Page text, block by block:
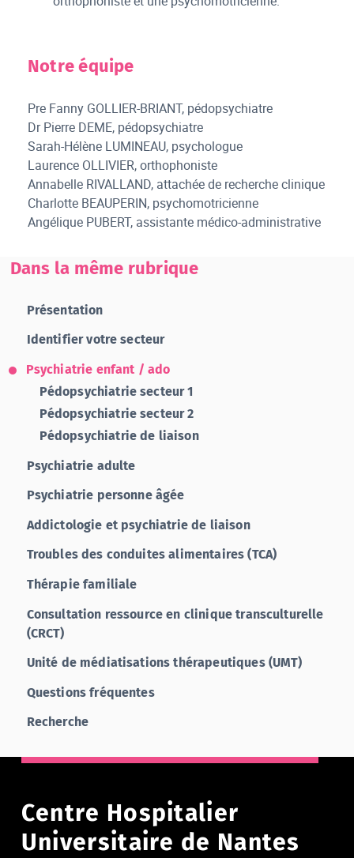
Notre équipe
Pre Fanny GOLLIER-BRIANT, pédopsychiatre
Dr Pierre DEME, pédopsychiatre
Sarah-Hélène LUMINEAU, psychologue
Laurence OLLIVIER, orthophoniste
Annabelle RIVALLAND, attachée de recherche clinique
Charlotte BEAUPERIN, psychomotricienne
Angélique PUBERT, assistante médico-administrative
Dans la même rubrique
Présentation
Identifier votre secteur
Psychiatrie enfant / ado
Pédopsychiatrie secteur 1
Pédopsychiatrie secteur 2
Pédopsychiatrie de liaison
Psychiatrie adulte
Psychiatrie personne âgée
Addictologie et psychiatrie de liaison
Troubles des conduites alimentaires (TCA)
Thérapie familiale
Consultation ressource en clinique transculturelle
(CRCT)
Unité de médiatisations thérapeutiques (UMT)
Questions fréquentes
Recherche
Centre Hospitalier
Universitaire de Nantes